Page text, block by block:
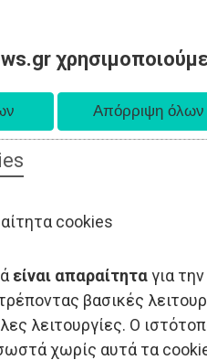
cookies
είναι απαραίτηταγια
βασικές
λειτουργίες. Ο
χωρίς αυτά τα